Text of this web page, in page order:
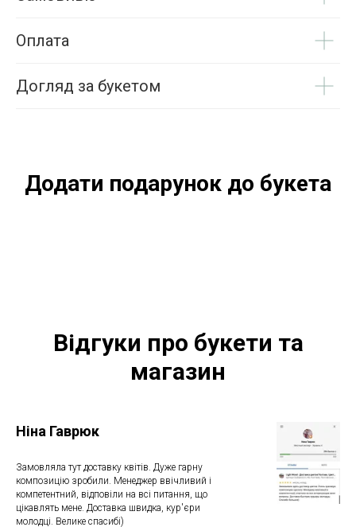
Оплата
Догляд за букетом
Додати подарунок до букета
Відгуки про букети та
магазин
Ніна Гаврюк
Замовляла тут доставку квітів. Дуже гарну
композицію зробили. Менеджер ввічливий і
компетентний, відповіли на всі питання, що
цікавлять мене. Доставка швидка, кур'єри
молодці. Велике спасибі)